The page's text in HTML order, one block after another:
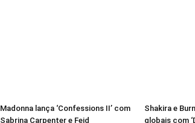
Madonna lança ‘Confessions II’ com
Sabrina Carpenter e Feid
Shakira e
globais com